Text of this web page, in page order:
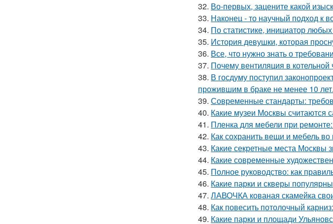
32. Во-первых, зацените какой
33. Наконец - то научный подход к
34. По статистике, инициатор
35. История девушки, которая
36. Все, что нужно знать о
37. Почему вентиляция в
38. В госдуму поступил
прожившим в браке не менее 10 лет.
39. Современные стандарты:
40. Какие музеи Москвы считаются
41. Пленка для мебели при
42. Как сохранить вещи и мебель
43. Какие секретные места Москвы
44. Какие современные
45. Полное руководство: как
46. Какие парки и скверы
47. ЛАВОЧКА кованая скамейка
48. Как повесить потолочный
49. Какие парки и площади